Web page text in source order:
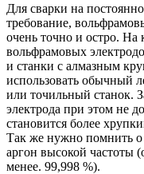
Для сварки на
требование,
очень точно и остро. На
вольфрамовых
и станки с алмазным
использовать обычный
или точильный станок.
электрода при этом не
становится более
Так же нужно помнить о
аргон высокой частоты
менее. 99,998 %).